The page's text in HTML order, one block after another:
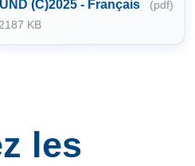
(C)2025 - Français
(pdf)
KB
les